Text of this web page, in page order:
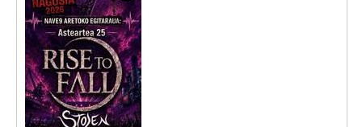
KOMUNITATEA
ALBISTE GUZTIAK
BIDEOAK